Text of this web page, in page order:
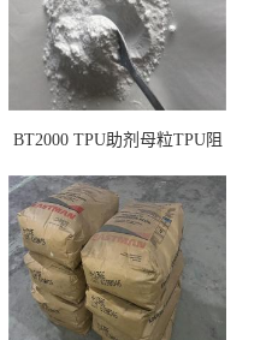
BT2000 TPU助剂母粒TPU阻
剂雾面滑剂防粘剂 TPU抗黄
变剂 抗黄变耐黄剂